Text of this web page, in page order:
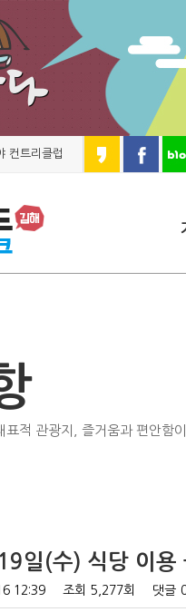
컨트리클럽
표적 관광지, 즐거움과 편안함
일(수) 식당 이용
12:39 조회 5,277회 댓글